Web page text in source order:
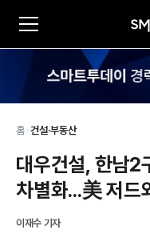
홈>건설·부동산
대우건설, 한남2
차별화...美 저드
이재수 기자